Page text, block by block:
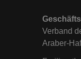
Verband
Araber-